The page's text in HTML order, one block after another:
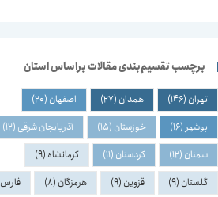
برچسب تقسیم‌بندی مقالات براساس استان
تهران (146) همدان (27) اصفهان (20)
بوشهر (16) خوزستان (15) آذربایجان شرقی (12)
سمنان (12) کردستان (11) کرمانشاه (9)
گلستان (9) قزوین (9) هرمزگان (8) فارس